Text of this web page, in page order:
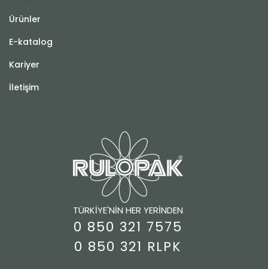
Ürünler
E-katalog
Kariyer
İletişim
TÜRKİYE'NİN HER YERİNDEN
0 850 321 7575
0 850 321 RLPK